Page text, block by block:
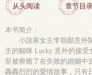
从头阅读 章节目
本书简介：
小說家女主李朝顏意外
主的貓咪 Lucky 意外的接
至被療癒了在失敗的婚姻中
轟轟烈烈的愛情故事，只有